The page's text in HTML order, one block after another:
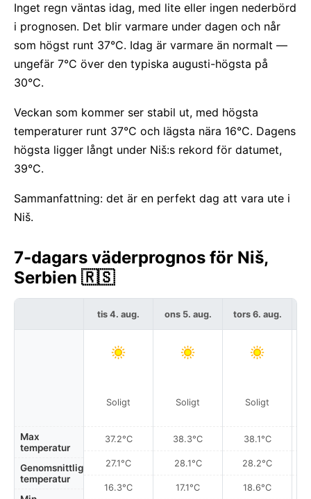
Inget regn väntas idag, med lite eller ingen nederbörd
i prognosen. Det blir varmare under dagen och når
som högst runt 37°C. Idag är varmare än normalt —
ungefär 7°C över den typiska augusti-högsta på
30°C.
Veckan som kommer ser stabil ut, med högsta
temperaturer runt 37°C och lägsta nära 16°C. Dagens
högsta ligger långt under Niš:s rekord för datumet,
39°C.
Sammanfattning: det är en perfekt dag att vara ute i
Niš.
7-dagars väderprognos för Niš,
Serbien 🇷🇸
Max
temperatur
Genomsnittlig
temperatur
tis 4. aug.
Soligt
37.2°C
27.1°C
16.3°C
ons 5. aug.
Soligt
38.3°C
28.1°C
17.1°C
tors 6. aug.
Soligt
38.1°C
28.2°C
18.6°C